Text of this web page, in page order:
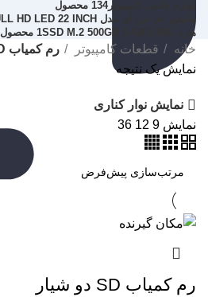
لوازم جانبی کامپیوتر134 محصول
مانیتور ام اس آی مدل PRO MP223 FULL HD LED 22 INCH
هارد SSD M.2 500GB SAMSUNG
1 محصول
خانه قطعات کامپیوتر
رم کمیاب SD دو شیار 256MB
نمایش یک نتیجه
نمایش نوار کناری
نمایش 9
12
36
رم کمیاب SD دو شیار